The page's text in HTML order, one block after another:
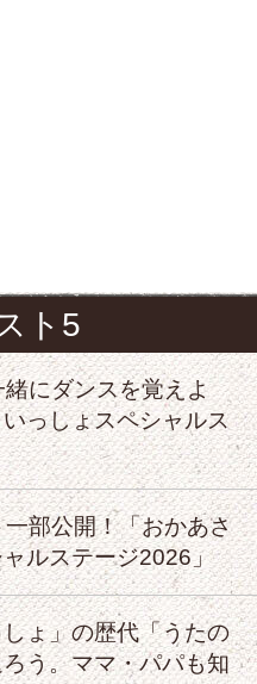
ト5
にダンスを覚えよ
っしょスペシャルス
部公開！「おかあさ
ルステージ2026」
ょ」の歴代「うたの
う。ママ・パパも知